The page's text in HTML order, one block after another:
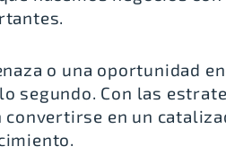
o una oportunidad
segundo. Con las
en un